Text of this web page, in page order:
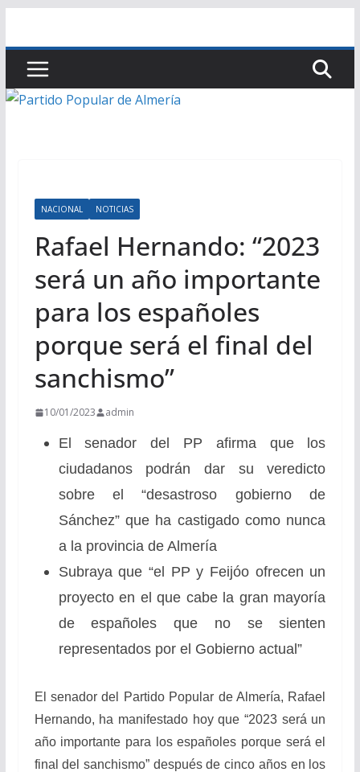
contenido
NACIONAL NOTICIAS
Rafael Hernando: “2023
será un año importante
para los españoles
porque será el final del
sanchismo”
10/01/2023 admin
El senador del PP afirma que los
ciudadanos podrán dar su veredicto
sobre el “desastroso gobierno de
Sánchez” que ha castigado como nunca
a la provincia de Almería
Subraya que “el PP y Feijóo ofrecen un
proyecto en el que cabe la gran mayoría
de españoles que no se sienten
representados por el Gobierno actual”
El senador del Partido Popular de Almería, Rafael
Hernando, ha manifestado hoy que “2023 será un
año importante para los españoles porque será el
final del sanchismo” después de cinco años en los